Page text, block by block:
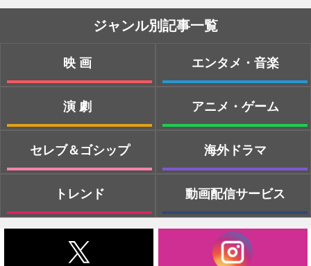
ジャンル別記事一覧
映画
演劇
セレブ＆ゴシップ
トレンド
エンタメ・音楽
アニメ・ゲーム
海外ドラマ
動画配信サービス